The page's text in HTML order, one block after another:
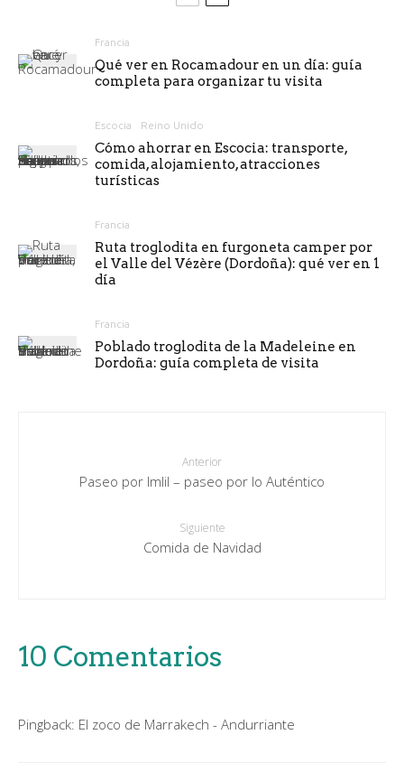
Francia
Qué ver en Rocamadour en un día: guía
completa para organizar tu visita
Escocia Reino Unido
Cómo ahorrar en Escocia: transporte,
comida, alojamiento, atracciones
turísticas
Francia
Ruta troglodita en furgoneta camper por
el Valle del Vézère (Dordoña): qué ver en 1
día
Francia
Poblado troglodita de la Madeleine en
Dordoña: guía completa de visita
Anterior
Paseo por Imlil – paseo por lo Auténtico
Siguiente
Comida de Navidad
10 Comentarios
Pingback: El zoco de Marrakech - Andurriante